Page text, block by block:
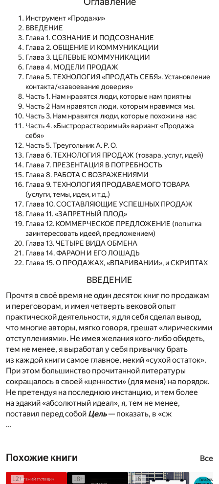
Инструмент «Продажи»
ВВЕДЕНИЕ
Глава 1. СОЗНАНИЕ И ПОДСОЗНАНИЕ
Глава 2. ОБЩЕНИЕ И КОММУНИКАЦИИ
Глава 3. ЦЕЛЕВЫЕ КОММУНИКАЦИИ
Глава 4. МОДЕЛИ ПРОДАЖ
Глава 5. ТЕХНОЛОГИЯ «ПРОДАТЬ СЕБЯ». Установление
контакта/«завоевание доверия»
Часть 1. Нам нравятся люди, которые нам приятны
Часть 2 Нам нравятся люди, которым нравимся мы.
Часть 3. Нам нравятся люди, которые похожи на нас
Часть 4. «Быстрорастворимый» вариант «Продажа
себя»
Часть 5. Треугольник А. Р. О.
Глава 6. ТЕХНОЛОГИЯ ПРОДАЖ (товара, услуг, идей)
Глава 7. ПРЕЗЕНТАЦИЯ В ПОТРЕБНОСТЬ
Глава 8. РАБОТА С ВОЗРАЖЕНИЯМИ
Глава 9. ТЕХНОЛОГИЯ ПРОДАВАЕМОГО ТОВАРА
(услуги, темы, идеи, и т.д.)
Глава 10. СОСТАВЛЯЮЩИЕ УСПЕШНЫХ ПРОДАЖ
Глава 11. «ЗАПРЕТНЫЙ ПЛОД»
Глава 12. КОММЕРЧЕСКОЕ ПРЕДЛОЖЕНИЕ (попытка
заинтересовать идеей, предложением)
Глава 13. ЧЕТЫРЕ ВИДА ОБМЕНА
Глава 14. ФАРАОН И ЕГО ЛОШАДЬ
Глава 15. О ПРОДАЖАХ, «ВПАРИВАНИИ», и СКРИПТАХ
ВВЕДЕНИЕ
Прочтя в своё время не один десяток книг по продажам
и переговорам, и имея четверть вековой опыт
практической деятельности, я для себя сделал вывод,
что многие авторы, мягко говоря, грешат «лирическими
отступлениями». Не имея желания кого-либо обидеть,
тем не менее, я выработал у себя привычку брать
из каждой книги самое главное, некий «сухой остаток».
При этом большинство прочитанной литературы
сокращалось в своей «ценности» (для меня) на порядок.
Не претендуя на последнюю инстанцию, и тем более
на эдакий «абсолютный идеал», я, тем не менее,
поставил перед собой Цель— показать, в «сж
...
Похожие книги Все